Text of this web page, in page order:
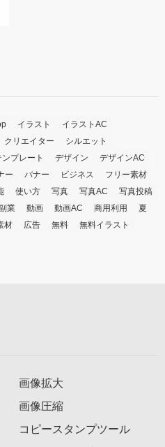
イラスト
イラストAC
クリエイター
シルエット
ンプレート デザイン
デザインAC
ー バナー ビジネス
フリー素材
使い方 写真 写真AC
写真投稿
業 動画 動画AC 商用利用
夏
材 広告 無料
無料イラスト
画像拡大
画像圧縮
コピースタンプツール